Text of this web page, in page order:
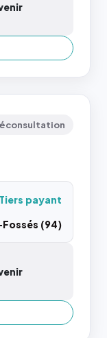
Tiers payant
(94)